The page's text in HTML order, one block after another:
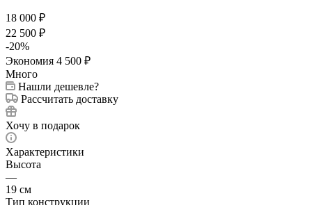
18 000 ₽
22 500 ₽
-20%
Экономия 4 500 ₽
Много
Нашли дешевле?
Рассчитать доставку
Хочу в подарок
Характеристики
Высота
—
19 см
Тип конструкции